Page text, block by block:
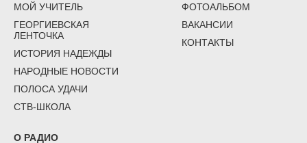
МОЙ УЧИТЕЛЬ
ГЕОРГИЕВСКАЯ
ЛЕНТОЧКА
ИСТОРИЯ НАДЕЖДЫ
НАРОДНЫЕ НОВОСТИ
ПОЛОСА УДАЧИ
СТВ-ШКОЛА
ФОТОАЛЬБОМ
ВАКАНСИИ
КОНТАКТЫ
О РАДИО